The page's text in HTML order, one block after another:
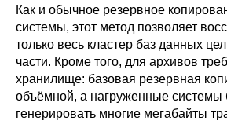
Как и обычное резервное
системы, этот метод позволяет
только весь кластер баз данных
части. Кроме того, для архивов
хранилище: базовая резервная
объёмной, а нагруженные системы
генерировать многие мегабайты